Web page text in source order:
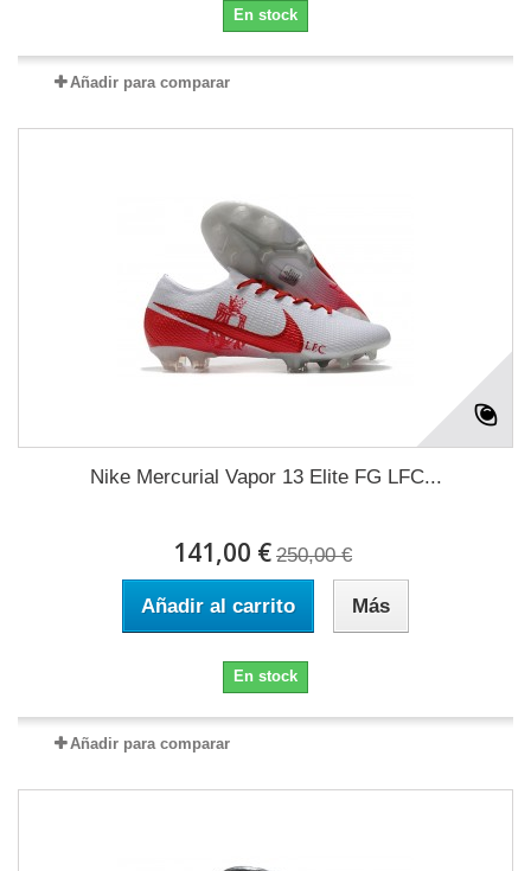
En stock
Añadir para comparar
Nike Mercurial Vapor 13 Elite FG LFC...
141,00 € 250,00 €
Añadir al carrito Más
En stock
Añadir para comparar